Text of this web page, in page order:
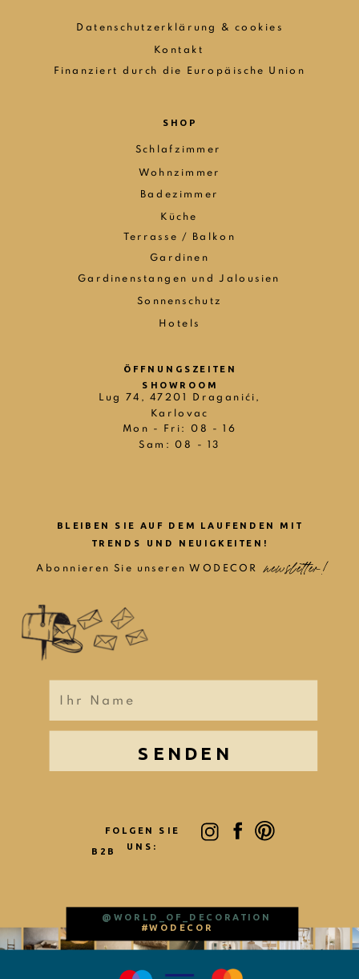
SENDEN
newsletter!
@WORLD_OF_DECORATION
#WODECOR
Datenschutzerklärung & cookies
Finanziert durch die Europäische Union
Kontakt
ÖFFNUNGSZEITEN
SHOWROOM
Lug 74, 47201 Draganići,
Karlovac
Mon - Fri: 08 - 16
Sam: 08 - 13
SHOP
FOLGEN SIE
UNS:
B2B
Schlafzimmer
Wohnzimmer
Badezimmer
Küche
Terrasse / Balkon
Gardinen
Gardinenstangen und Jalousien
Sonnenschutz
BLEIBEN SIE AUF DEM LAUFENDEN MIT
TRENDS UND NEUIGKEITEN!
Abonnieren Sie unseren WODECOR newsletter!
Hotels